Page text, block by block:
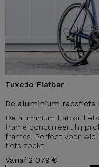
Tuxedo Flatbar
De aluminium racefiets
De aluminium flatbar
frame concurreert hij
frames. Perfect voor wie
fiets zoekt.
Vanaf 2 079 €